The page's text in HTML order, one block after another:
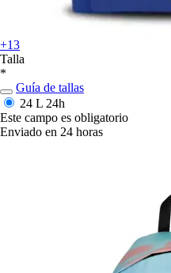
+13
Talla
*
Guía de tallas
24 L 24h
Este campo es obligatorio
Enviado en 24 horas